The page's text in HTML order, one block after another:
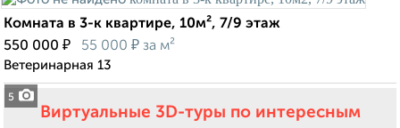
5
Комната в 3-к квартире, 10м², 7/9 этаж
550 000 ₽ 55 000 ₽ за м²
Ветеринарная 13
Виртуальные 3D-туры по интересным